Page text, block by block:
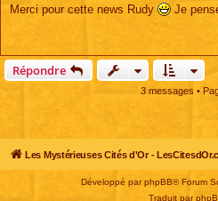
s
Merci pour cette news Rudy Je
Répondre
3 messages •
Les Mystérieuses Cités d'Or -
Développé parphpBB® Forum
Traduit par